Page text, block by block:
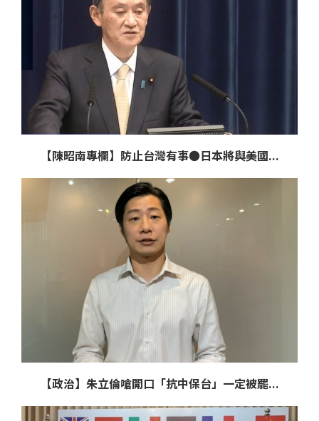
【陳昭南專欄】防止台灣有事●日本將與美國...
【政治】朱立倫嗆開口「抗中保台」一定被罷...